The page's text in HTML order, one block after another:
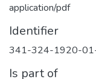
application/pdf
Identifier
341-324-1920-
Is part of